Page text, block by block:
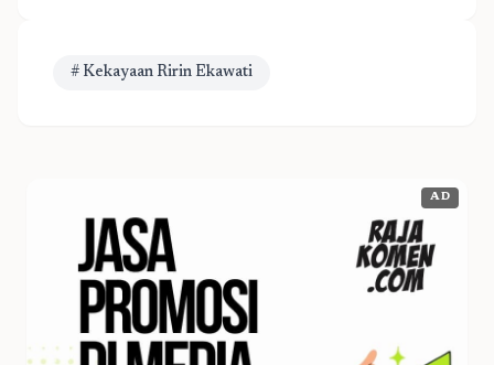
# Kekayaan Ririn Ekawati
AD